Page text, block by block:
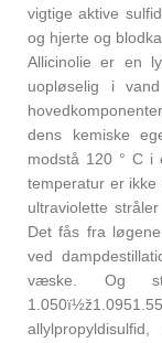
vigtige aktive
og hjerte og
Allicinolie er en
uopløselig i
dens kemiske
modstå 120 ° C i
temperatur er
ultraviolette
Det fås fra
ved
væske. Og